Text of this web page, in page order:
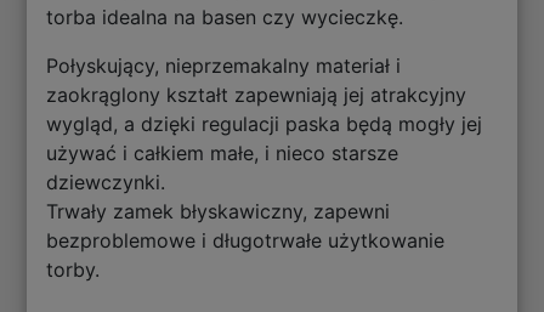
torba idealna na basen czy wycieczkę.
Połyskujący, nieprzemakalny materiał i
zaokrąglony kształt zapewniają jej atrakcyjny
wygląd, a dzięki regulacji paska będą mogły jej
używać i całkiem małe, i nieco starsze
dziewczynki.
Trwały zamek błyskawiczny, zapewni
bezproblemowe i długotrwałe użytkowanie
torby.